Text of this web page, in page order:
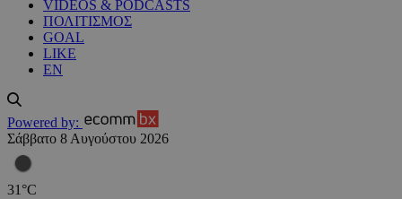
VIDEOS & PODCASTS
ΠΟΛΙΤΙΣΜΟΣ
GOAL
LIKE
EN
Powered by:
Σάββατο 8 Αυγούστου 2026
31 °C